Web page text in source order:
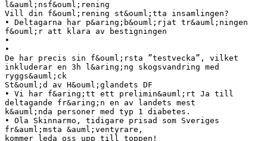
l&auml;nsf&ouml;rening
Vill din f&ouml;rening st&ouml;tta insamlingen?
• Deltagarna har p&aring;b&ouml;rjat tr&auml;ningen
f&ouml;r att klara av bestigningen
•
•
De har precis sin f&ouml;rsta ”testvecka”, vilket
inkluderar en 3h l&aring;ng skogsvandring med
ryggs&auml;ck
St&ouml;d av H&ouml;glandets DF
• Vi har f&aring;tt ett prelimin&auml;rt Ja till
deltagande fr&aring;n en av landets mest
k&auml;nda personer med typ 1 diabetes.
• Ola Skinnarmo, tidigare prisad som Sveriges
fr&auml;msta &auml;ventyrare,
kommer leda oss upp till toppen!